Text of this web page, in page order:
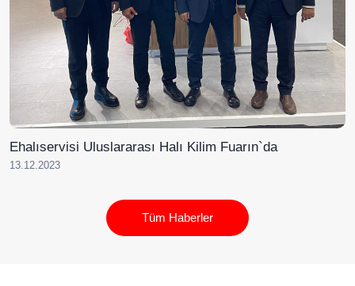
Ehalıservisi Uluslararası Halı Kilim Fuarın`da
13.12.2023
Tüm Haberler